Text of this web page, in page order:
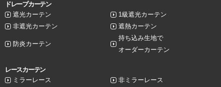
ドレープカーテン
遮光カーテン
1級遮光カーテン
非遮光カーテン
遮熱カーテン
防炎カーテン
持ち込み生地で
オーダーカーテン
レースカーテン
ミラーレース
非ミラーレース